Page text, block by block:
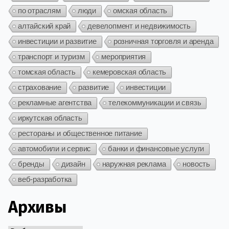
по отраслям люди
омская область
алтайский край
девелопмент и недвижимость
инвестиции и развитие
розничная торговля и аренда
транспорт и туризм
мероприятия
томская область
кемеровская область
страхование
развитие
инвестиции
рекламные агентства
телекоммуникации и связь
иркутская область
рестораны и общественное питание
автомобили и сервис
банки и финансовые услуги
бренды
дизайн наружная реклама
новость
веб-разработка
Архивы